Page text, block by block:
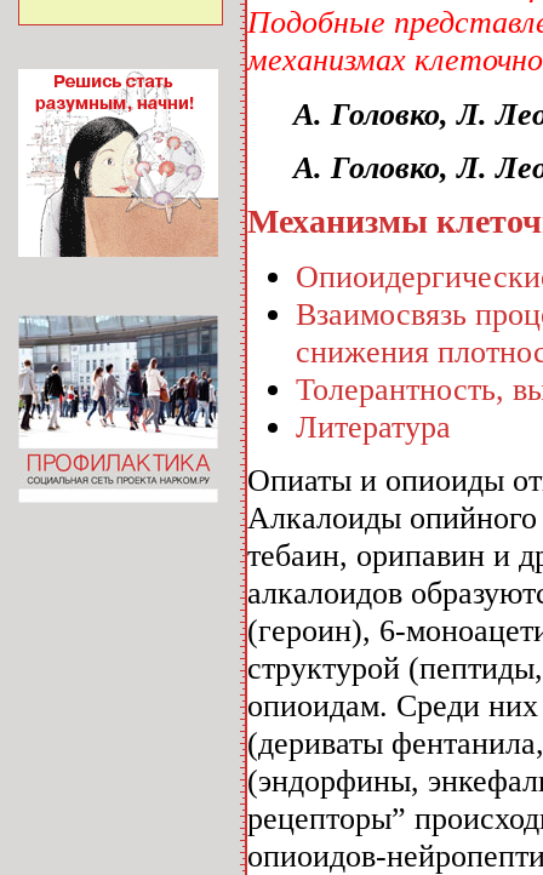
Подобные
механизмах
А. Головко, Л.
А. Головко, Л.
Механизмы
Взаимосвязь
снижения
Толерантность,
Литература
Опиаты и опиоиды
Алкалоиды
тебаин, орипавин и
алкалоидов
(героин), 6-
структурой
опиоидам. Среди
(дериваты
(эндорфины,
рецепторы”
опиоидов-